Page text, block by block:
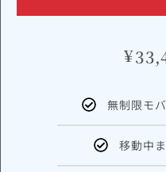
¥
無制限モ
移動中